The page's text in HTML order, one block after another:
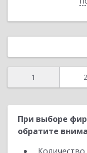
1 2
При выборе
обратите